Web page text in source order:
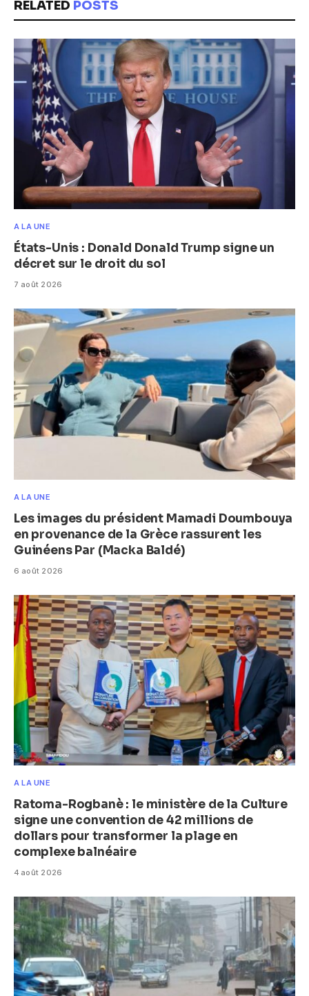
RELATED POSTS
A LA UNE
États-Unis : Donald Donald Trump signe un
décret sur le droit du sol
7 août 2026
A LA UNE
Les images du président Mamadi Doumbouya
en provenance de la Grèce rassurent les
Guinéens Par (Macka Baldé)
6 août 2026
A LA UNE
Ratoma-Rogbanè : le ministère de la Culture
signe une convention de 42 millions de
dollars pour transformer la plage en
complexe balnéaire
4 août 2026